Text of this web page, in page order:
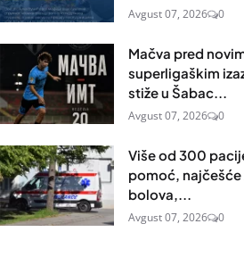
Avgust 07, 2026 0
Mačva pred
superligaškim
stiže u Šabac...
Avgust 07, 2026 0
Više od 300
pomoć, najčešće
bolova,...
Avgust 07, 2026 0